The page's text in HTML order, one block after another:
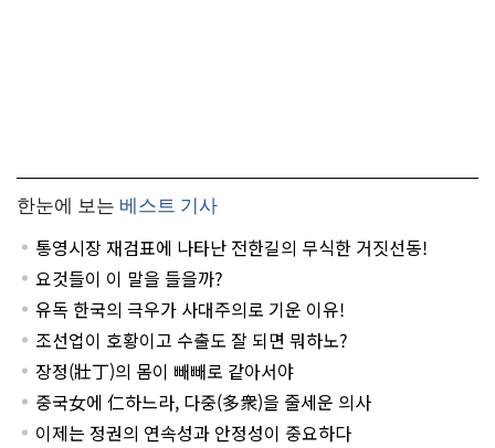
한눈에 보는 베스트 기사
통영시장 재검표에 나타난 전한길의 무식한 거짓선동!
요것들이 이 말을 들을까?
유독 한국의 극우가 사대주의로 기운 이유!
조선업이 호황이고 수출도 잘 되면 뭐하노?
장정(壯丁)의 몸이 빼빼로 같아서야
중국女에 仁하느라, 다중(多衆)을 줄세운 의사
이제는 정권의 연속성과 안정성이 중요하다